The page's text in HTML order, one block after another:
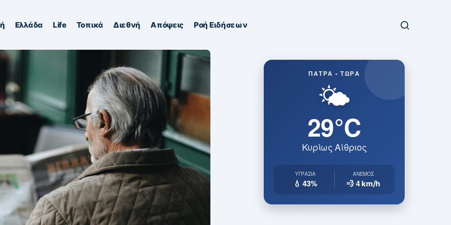
Ελλάδα Life Τοπικά Διεθνή Απόψεις Ροή Ειδήσεων
ΠΆΤΡΑ • ΤΏΡΑ
🌤️
29°C
Κυρίως Αίθριος
ΥΓΡΑΣΊΑ
💧 43%
ΆΝΕΜΟΣ
💨 4km/h